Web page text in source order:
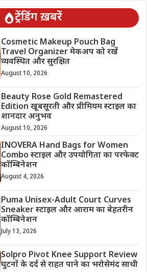
ट्रेंडिंग ख़बरें
Cosmetic Makeup Pouch Bag
Travel Organizer मेकअप को रखें
व्यवस्थित और सुरक्षित
August 10, 2026
Beauty Rose Gold Remastered
Edition खूबसूरती और प्रीमियम स्टाइल का
शानदार अनुभव
August 10, 2026
INOVERA Hand Bags for Women
Combo स्टाइल और उपयोगिता का परफेक्ट
कॉम्बिनेशन
August 4, 2026
Puma Unisex-Adult Court Curves
Sneaker स्टाइल और आराम का बेहतरीन
कॉम्बिनेशन
July 13, 2026
Solpro Pivot Knee Support Review
घुटनों के दर्द से राहत पाने का भरोसेमंद साथी